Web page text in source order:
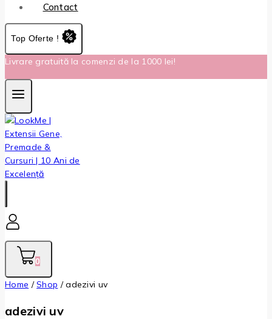
Contact
Top Oferte !
Livrare gratuită la comenzi de la 1000 lei!
0
Home / Shop / adezivi uv
adezivi uv